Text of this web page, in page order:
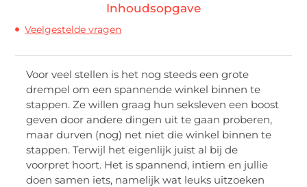
Inhoudsopgave
Veelgestelde vragen
Voor veel stellen is het nog steeds een grote
drempel om een spannende winkel binnen te
stappen. Ze willen graag hun seksleven een boost
geven door andere dingen uit te gaan proberen,
maar durven (nog) net niet die winkel binnen te
stappen. Terwijl het eigenlijk juist al bij de
voorpret hoort. Het is spannend, intiem en jullie
doen samen iets, namelijk wat leuks uitzoeken